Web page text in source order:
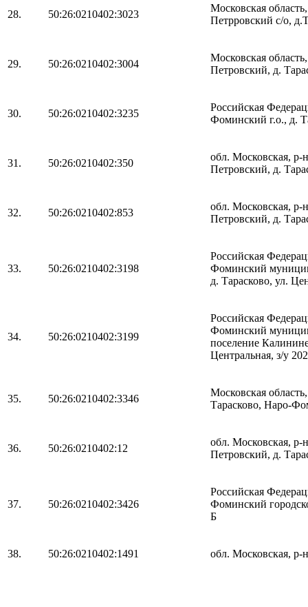
28. 50:26:0210402:3023
Московская
Петрровский с/о,
29. 50:26:0210402:3004
Московская
Петровский, д.
30. 50:26:0210402:3235
Российская
Фоминский г.о., д.
31. 50:26:0210402:350
обл. Московская,
Петровский, д.
32. 50:26:0210402:853
обл. Московская,
Петровский, д.
33. 50:26:0210402:3198
Российская
Фоминский
д. Тарасково, ул.
34. 50:26:0210402:3199
Российская
Фоминский
поселение
Центральная, з/у
35. 50:26:0210402:3346
Московская
Тарасково, Наро-
36. 50:26:0210402:12
обл. Московская,
Петровский, д.
37. 50:26:0210402:3426
Российская
Фоминский
Б
38. 50:26:0210402:1491 обл. Московская,